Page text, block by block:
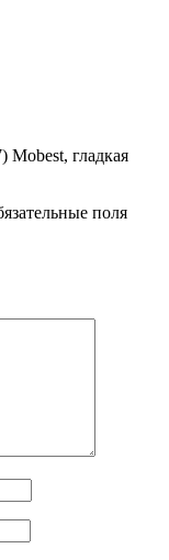
Mobest, гладкая
поля